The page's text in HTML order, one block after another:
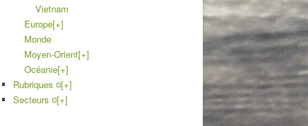
Vietnam
Europe[+]
Monde
Moyen-Orient[+]
Océanie[+]
Rubriques ¤[+]
Secteurs ¤[+]